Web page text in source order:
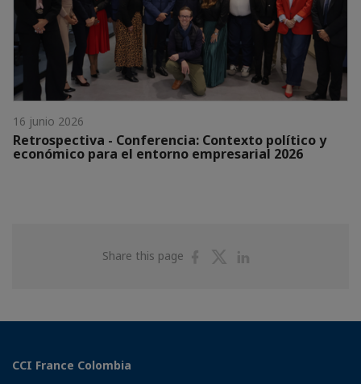
16 junio 2026
Retrospectiva - Conferencia: Contexto político y
económico para el entorno empresarial 2026
Share this page
ShareShare
CCI France Colombia